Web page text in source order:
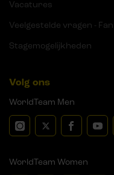
Vacatures
Veelgestelde vragen -
Stagemogelijkheden
Volg ons
WorldTeam Men
WorldTeam Women